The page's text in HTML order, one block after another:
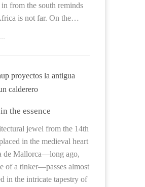
from the south reminds
is not far. On the…
the essence
jewel from the 14th
in the medieval heart
de Mallorca—long ago,
of a tinker—passes almost
in the intricate tapestry of